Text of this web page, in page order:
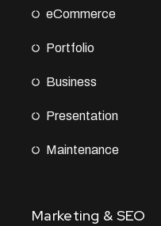
eCommerce
Portfolio
Business
Presentation
Maintenance
Marketing & SEO